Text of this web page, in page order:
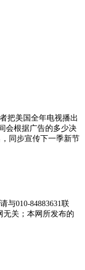
把美国全年电视播出
会根据广告的多少决
同步宣传下一季新节
与010-84883631联
无关；本网所发布的